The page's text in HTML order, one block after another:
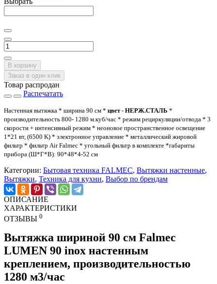
В корзину
Заказ в один клик
Товар распродан
Распечатать
Настенная вытяжка * ширина 90 см * цвет - НЕРЖ.СТАЛЬ *
производительность 800- 1280 м.куб/час * режим рециркуляции/отвода * 3
скорости + интенсивный режим * неоновое пространственное освещение
1*21 вт, (6500 K) * электронное управление * металлический жировой
фильтр * фильтр Air Falmec * угольный фильтр в комплекте *габариты
прибора (Ш*Г*В): 90*48*4-52 см
Категории: Бытовая техника FALMEC, Вытяжки настенные,
Вытяжки, Техника для кухни, Выбор по брендам
ОПИСАНИЕ
ХАРАКТЕРИСТИКИ
ОТЗЫВЫ 0
Вытяжка шириной 90 см Falmec
LUMEN 90 inox настенным
креплением, производительностью
1280 м3/час